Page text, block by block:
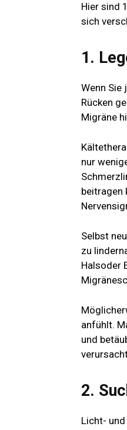
Hier sind
sich
1.
Wenn Sie
Rücken
Migräne
nur
beitragen
Selbst
zu lindern
Halsoder
anfühlt.
und
2.
Licht-